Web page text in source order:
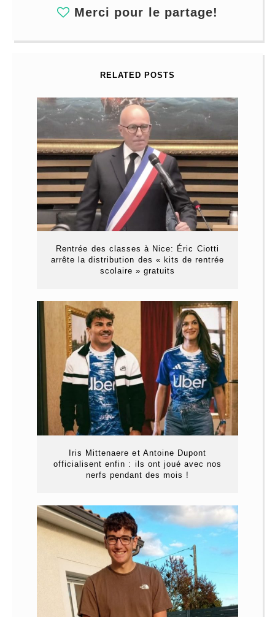
Merci pour le partage!
RELATED POSTS
Rentrée des classes à Nice: Éric Ciotti
arrête la distribution des « kits de rentrée
scolaire » gratuits
Iris Mittenaere et Antoine Dupont
officialisent enfin : ils ont joué avec nos
nerfs pendant des mois !